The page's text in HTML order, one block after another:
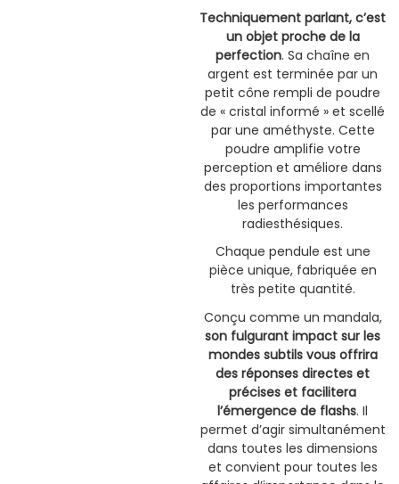
Techniquement parlant, c’est
un objet proche de la
perfection. Sa chaîne en
argent est terminée par un
petit cône rempli de poudre
de « cristal informé » et scellé
par une améthyste. Cette
poudre amplifie votre
perception et améliore dans
des proportions importantes
les performances
radiesthésiques.
Chaque pendule est une
pièce unique, fabriquée en
très petite quantité.
Conçu comme un mandala,
son fulgurant impact sur les
mondes subtils vous offrira
des réponses directes et
précises et facilitera
l’émergence de flashs. Il
permet d’agir simultanément
dans toutes les dimensions
et convient pour toutes les